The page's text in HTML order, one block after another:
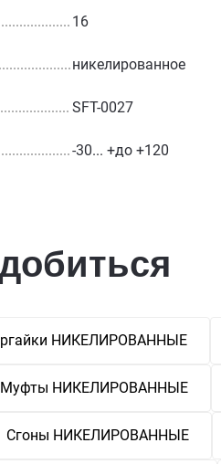
16
никелированное
SFT-0027
-30... +до +120
НИКЕЛИРОВАННЫЕ
Муфты НИКЕЛИРОВАННЫЕ
Сгоны НИКЕЛИРОВАННЫЕ